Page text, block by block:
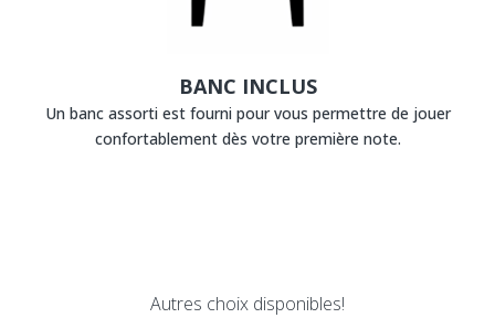
BANC INCLUS
Un banc assorti est fourni pour vous permettre de jouer
confortablement dès votre première note.
Autres choix disponibles!